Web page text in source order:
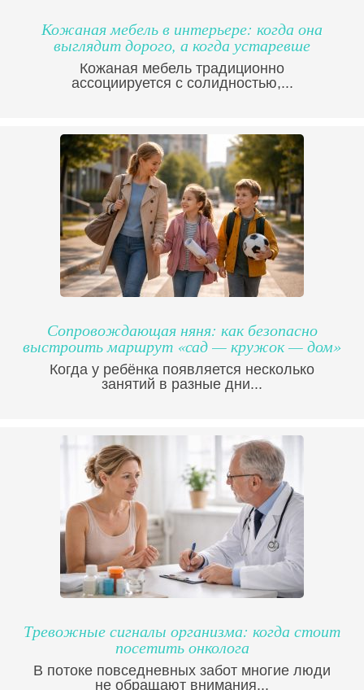
Кожаная мебель в интерьере: когда она
выглядит дорого, а когда устаревше
Кожаная мебель традиционно
ассоциируется с солидностью,...
Сопровождающая няня: как безопасно
выстроить маршрут «сад — кружок — дом»
Когда у ребёнка появляется несколько
занятий в разные дни...
Тревожные сигналы организма: когда стоит
посетить онколога
В потоке повседневных забот многие люди
не обращают внимания...